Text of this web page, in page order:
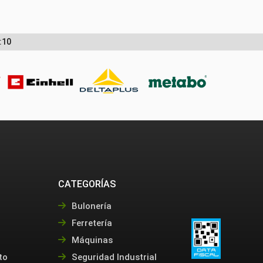
CATEGORÍAS
Bulonería
Ferretería
Máquinas
Seguridad Industrial